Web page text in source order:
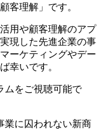
客理解」です。
用や顧客理解のアプ
現した先進企業の事
ーケティングやデー
幸いです。
ムをご視聴可能で
業に囚われない新商